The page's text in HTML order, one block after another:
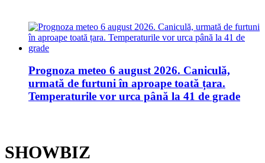
Prognoza meteo 6 august 2026. Caniculă,
urmată de furtuni în aproape toată țara.
Temperaturile vor urca până la 41 de grade
SHOWBIZ